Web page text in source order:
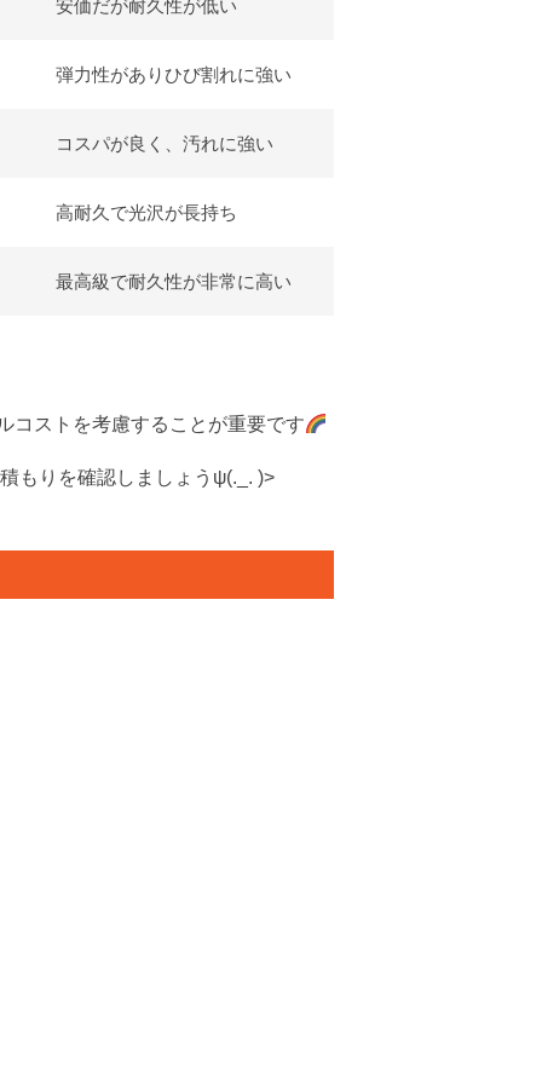
安価だが耐久性が低い
弾力性がありひび割れに強い
コスパが良く、汚れに強い
高耐久で光沢が長持ち
最高級で耐久性が非常に高い
コストを考慮することが重要です
もりを確認しましょうψ(._. )>